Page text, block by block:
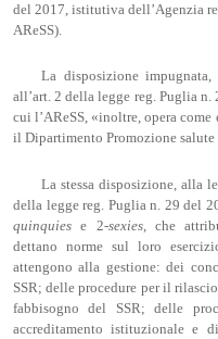
del 2017, istitutiva dell’Agenzia
AReSS).
La disposizione impugnata,
all’art. 2 della legge reg. Puglia
cui l’AReSS, «inoltre, opera
il Dipartimento Promozione salute
La stessa disposizione, alla
della legge reg. Puglia n. 29 del
quinquiese 2-sexies, che
dettano norme sul loro
attengono alla gestione: dei
SSR; delle procedure per il
fabbisogno del SSR; delle
accreditamento istituzionale e